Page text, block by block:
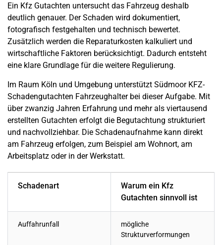
Ein Kfz Gutachten untersucht das Fahrzeug deshalb
deutlich genauer. Der Schaden wird dokumentiert,
fotografisch festgehalten und technisch bewertet.
Zusätzlich werden die Reparaturkosten kalkuliert und
wirtschaftliche Faktoren berücksichtigt. Dadurch entsteht
eine klare Grundlage für die weitere Regulierung.
Im Raum Köln und Umgebung unterstützt Südmoor KFZ-
Schadengutachten Fahrzeughalter bei dieser Aufgabe. Mit
über zwanzig Jahren Erfahrung und mehr als viertausend
erstellten Gutachten erfolgt die Begutachtung strukturiert
und nachvollziehbar. Die Schadenaufnahme kann direkt
am Fahrzeug erfolgen, zum Beispiel am Wohnort, am
Arbeitsplatz oder in der Werkstatt.
Schadenart
Warum ein Kfz
Gutachten sinnvoll ist
Auffahrunfall
mögliche
Strukturverformungen